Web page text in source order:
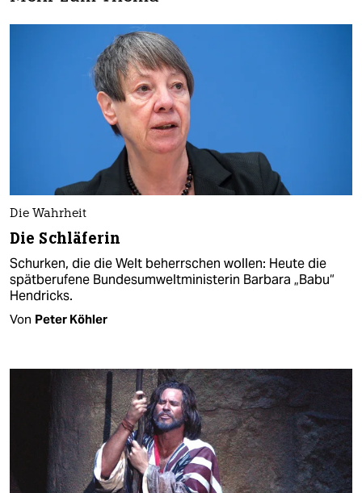
Die Wahrheit
Die Schläferin
Schurken, die die Welt beherrschen wollen: Heute die
spätberufene Bundesumweltministerin Barbara „Babu“
Hendricks.
Von Peter Köhler